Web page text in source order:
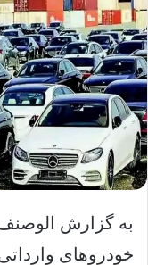
به گزارش
خودروهای